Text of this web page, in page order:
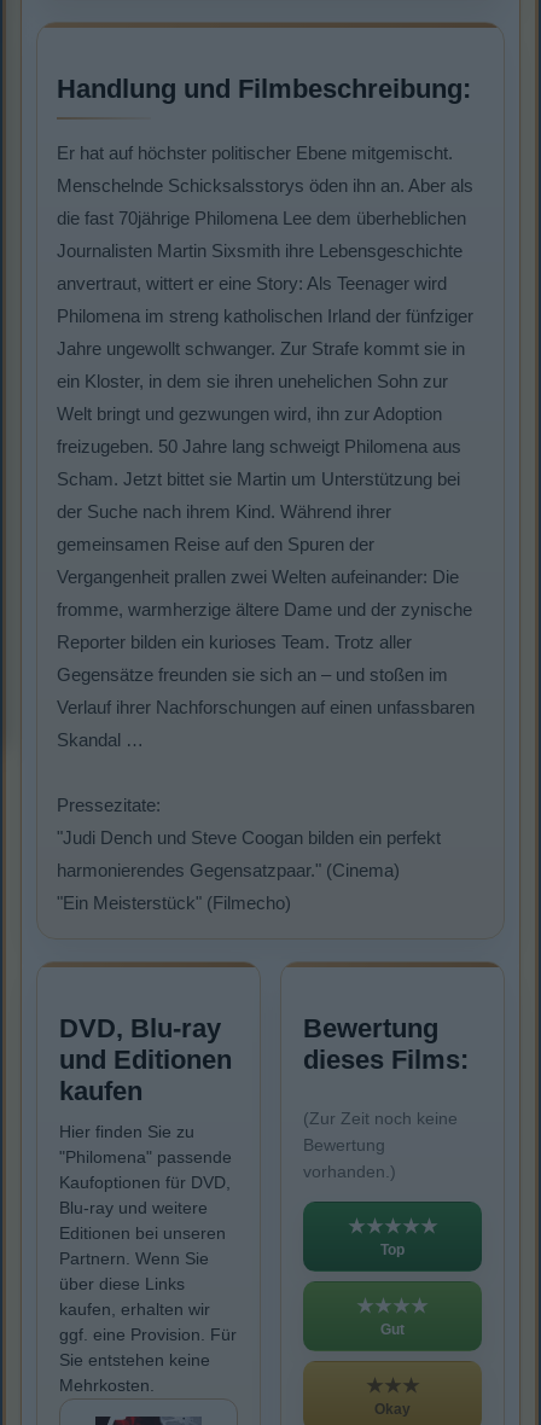
Handlung und Filmbeschreibung:
Er hat auf höchster politischer Ebene mitgemischt.
Menschelnde Schicksalsstorys öden ihn an. Aber als
die fast 70jährige Philomena Lee dem überheblichen
Journalisten Martin Sixsmith ihre Lebensgeschichte
anvertraut, wittert er eine Story: Als Teenager wird
Philomena im streng katholischen Irland der fünfziger
Jahre ungewollt schwanger. Zur Strafe kommt sie in
ein Kloster, in dem sie ihren unehelichen Sohn zur
Welt bringt und gezwungen wird, ihn zur Adoption
freizugeben. 50 Jahre lang schweigt Philomena aus
Scham. Jetzt bittet sie Martin um Unterstützung bei
der Suche nach ihrem Kind. Während ihrer
gemeinsamen Reise auf den Spuren der
Vergangenheit prallen zwei Welten aufeinander: Die
fromme, warmherzige ältere Dame und der zynische
Reporter bilden ein kurioses Team. Trotz aller
Gegensätze freunden sie sich an – und stoßen im
Verlauf ihrer Nachforschungen auf einen unfassbaren
Skandal …
Pressezitate:
"Judi Dench und Steve Coogan bilden ein perfekt
harmonierendes Gegensatzpaar." (Cinema)
"Ein Meisterstück" (Filmecho)
DVD, Blu-ray
und Editionen
kaufen
Hier finden Sie zu
"Philomena" passende
Kaufoptionen für DVD,
Blu-ray und weitere
Editionen bei unseren
Partnern. Wenn Sie
über diese Links
kaufen, erhalten wir
ggf. eine Provision. Für
Sie entstehen keine
Mehrkosten.
Bewertung
dieses Films:
(Zur Zeit noch keine
Bewertung
vorhanden.)
★★★★★
Top
★★★★
Gut
★★★
Okay